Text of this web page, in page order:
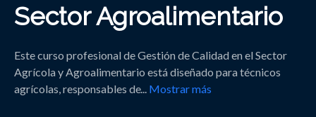
Sector Agroalimentario
Este curso profesional de Gestión de Calidad en el Sector
Agrícola y Agroalimentario está diseñado para técnicos
agrícolas, responsables de... Mostrar más